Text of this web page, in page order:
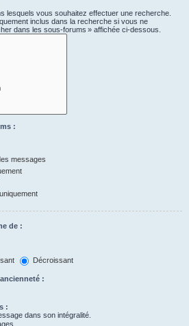
lesquels vous souhaitez effectuer une recherche.
inclus dans la recherche si vous ne
dans les sous-forums » affichée ci-dessous.
:
messages
de :
Décroissant
:
:
dans son intégralité.